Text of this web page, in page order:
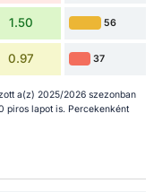
1.50 56
0.97 37
a(z) 2025/2026 szezonban
piros lapot is. Percekenként